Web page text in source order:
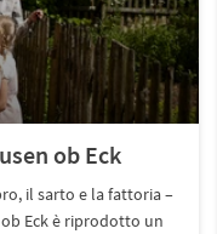
ob Eck
il sarto e la fattoria –
Eck è riprodotto un